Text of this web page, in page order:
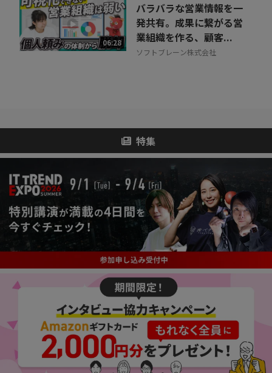
06:28
バラバラな営業情報を一
発共有。成果に繋がる営
業組織を作る、顧客...
ソフトブレーン株式会社
特集